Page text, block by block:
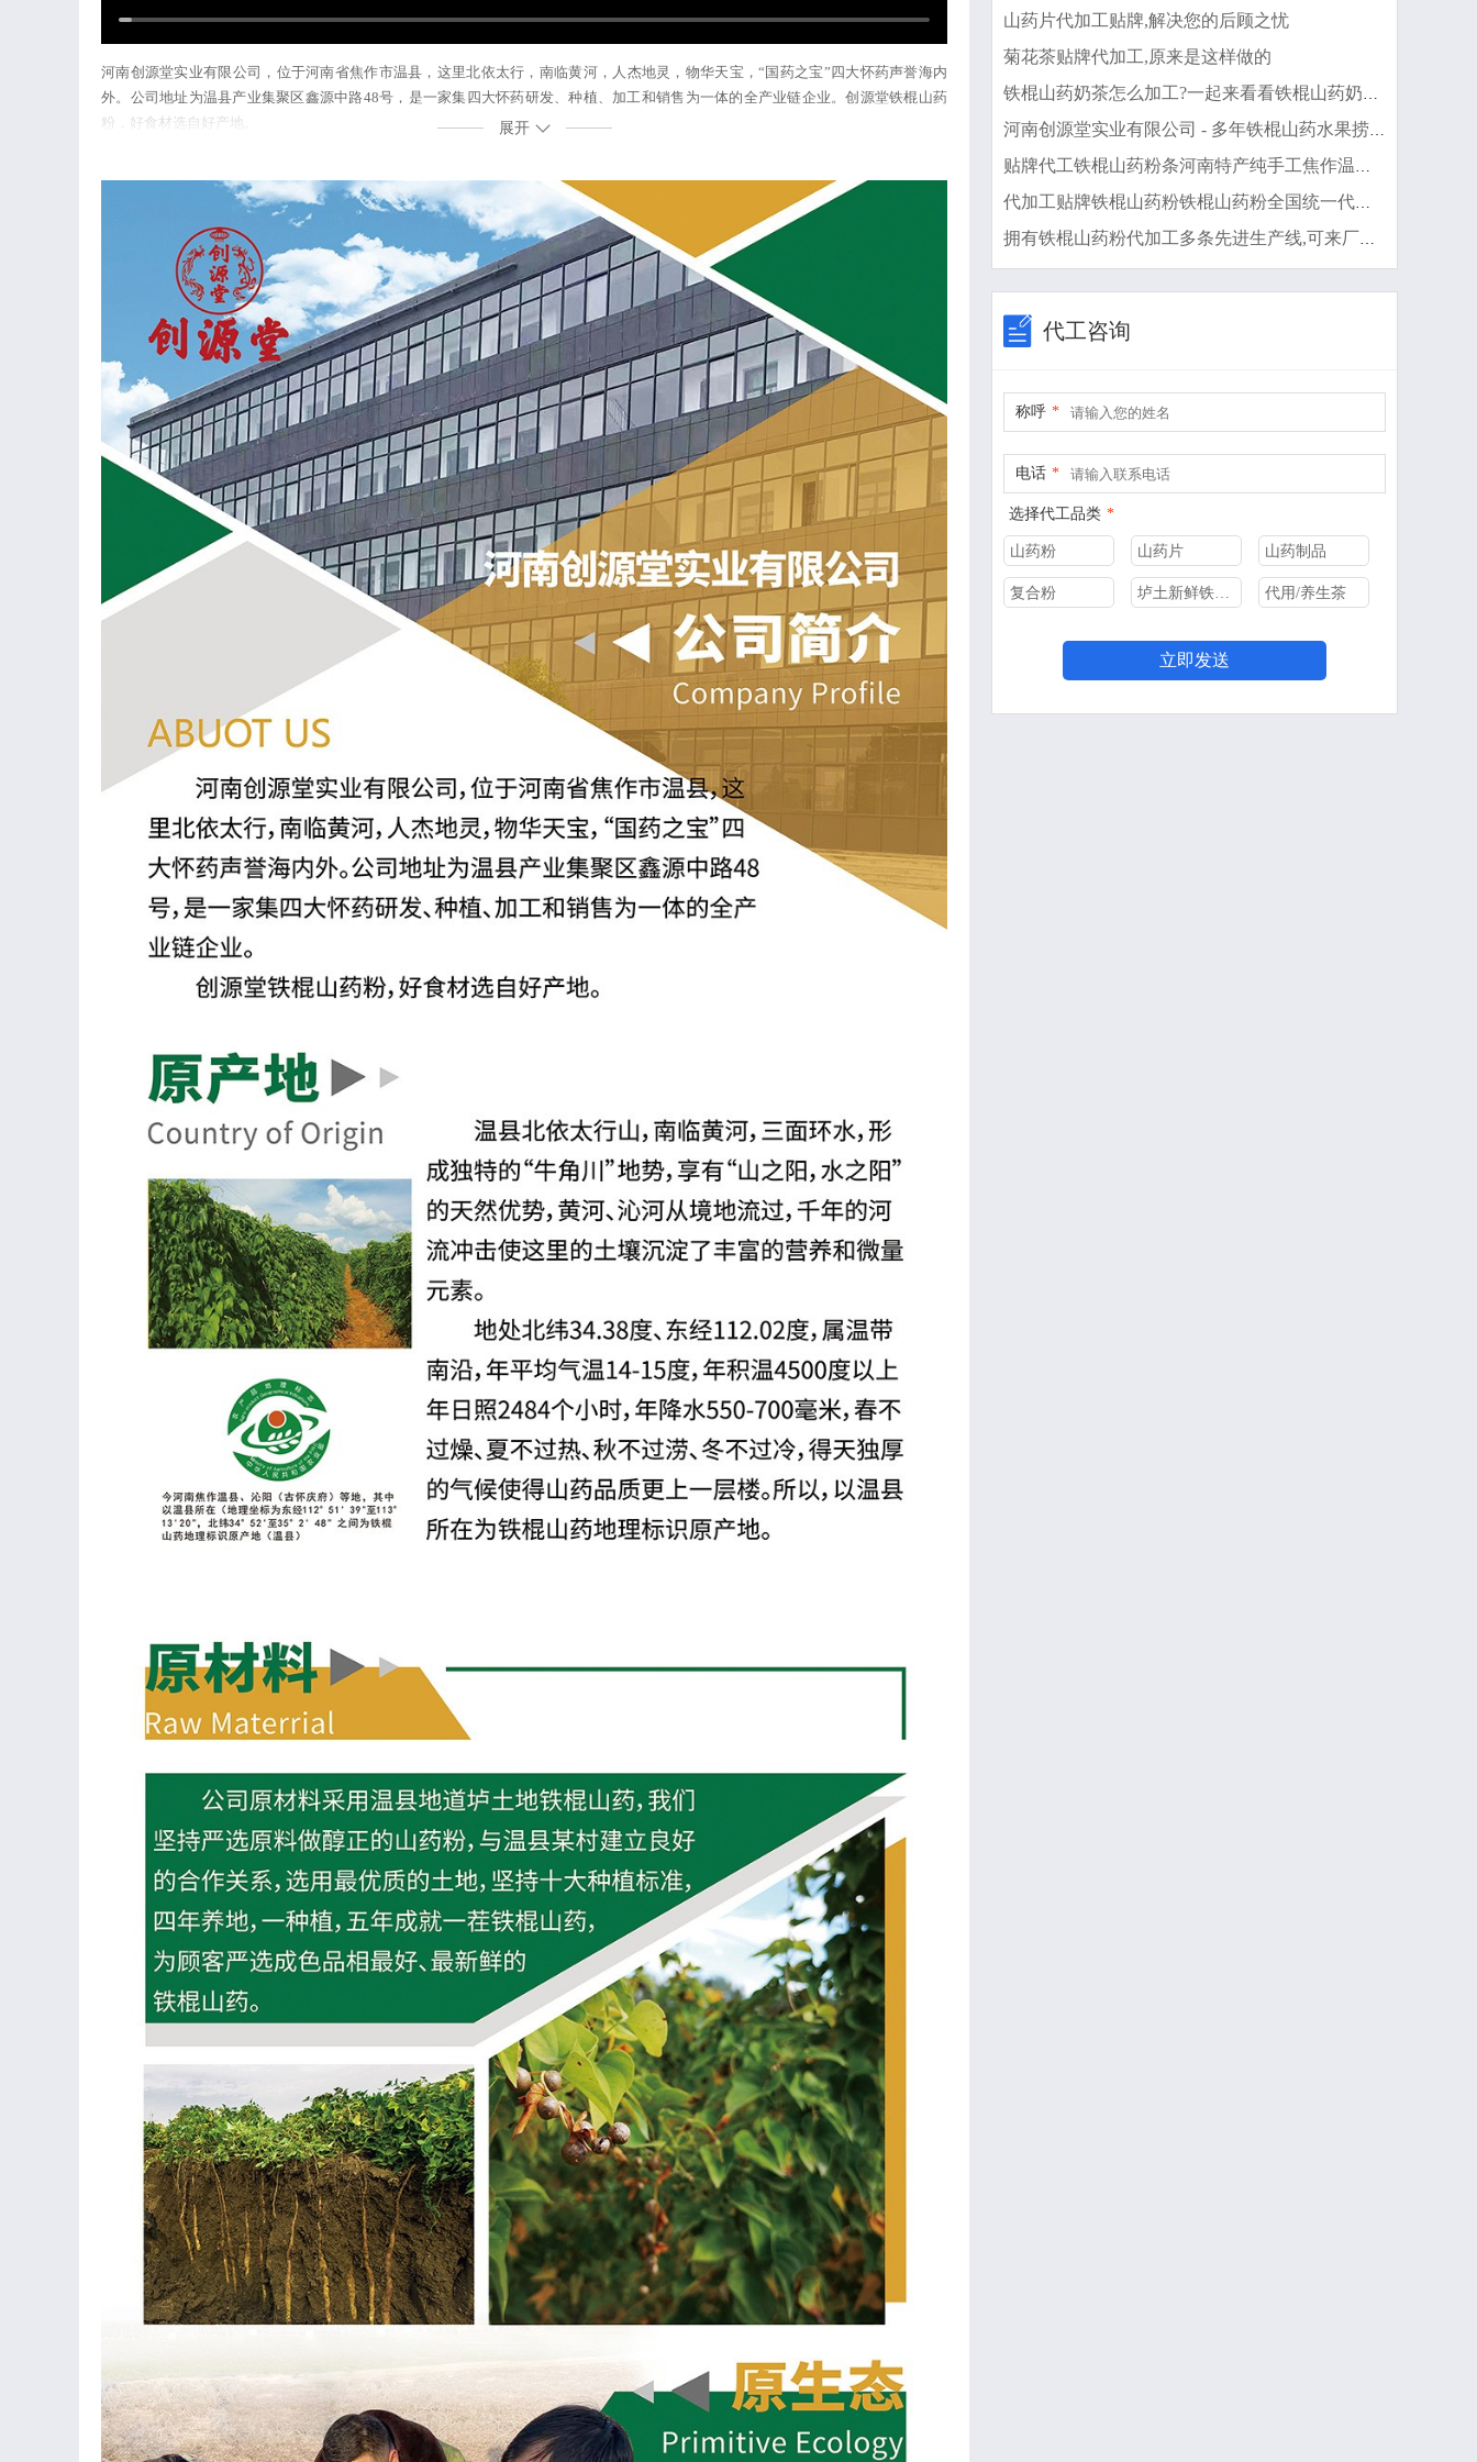
河南创源堂实业有限公司，位于河南省焦作市温县，这里北依太行，南临黄河，人杰地灵，物华天宝，“国药之宝”四大怀药声誉海内
外。公司地址为温县产业集聚区鑫源中路48号，是一家集四大怀药研发、种植、加工和销售为一体的全产业链企业。创源堂铁棍山药
粉，好食材选自好产地。
的河流冲击使这里的土壤沉淀了丰富的营养和微量元素。地处北纬34.38度、东经112.02度，属温带南沿，年平均气温14-15度，年积温
4500度以上年日照2484个小时，年降水550-700毫米，春不过燥、夏不过热、秋不过涝、冬不过冷，得天独厚的气候使得山药品质更上
一层楼。所以，以温县所在为铁棍山药地理标识原产地。
展开
山药片代加工贴牌,解决您的后顾之忧
菊花茶贴牌代加工,原来是这样做的
铁棍山药奶茶怎么加工?一起来看看铁棍山药奶茶代加工厂生产全过程
河南创源堂实业有限公司 - 多年铁棍山药水果捞代加工可自带配方,也可研发配方,产品剂型多样,
贴牌代工铁棍山药粉条河南特产纯手工焦作温县怀山药粉丝粉条加工厂家
代加工贴牌铁棍山药粉铁棍山药粉全国统一代加工
拥有铁棍山药粉代加工多条先进生产线,可来厂参观
代工咨询
称呼 *
电话 *
选择代工品类 *
山药粉 山药片 山药制品
复合粉 垆土新鲜铁棍山药 代用/养生茶